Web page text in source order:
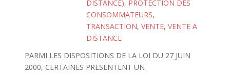
DISTANCE), PROTECTION DES
CONSOMMATEURS,
TRANSACTION, VENTE, VENTE A
DISTANCE
PARMI LES DISPOSITIONS DE LA LOI DU 27 JUIN
2000, CERTAINES PRESENTENT UN